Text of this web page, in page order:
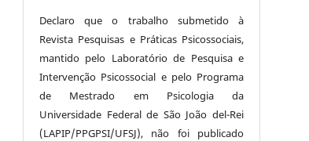
Declaro que o trabalho submetido à
Revista Pesquisas e Práticas Psicossociais,
mantido pelo Laboratório de Pesquisa e
Intervenção Psicossocial e pelo Programa
de Mestrado em Psicologia da
Universidade Federal de São João del-Rei
(LAPIP/PPGPSI/UFSJ), não foi publicado